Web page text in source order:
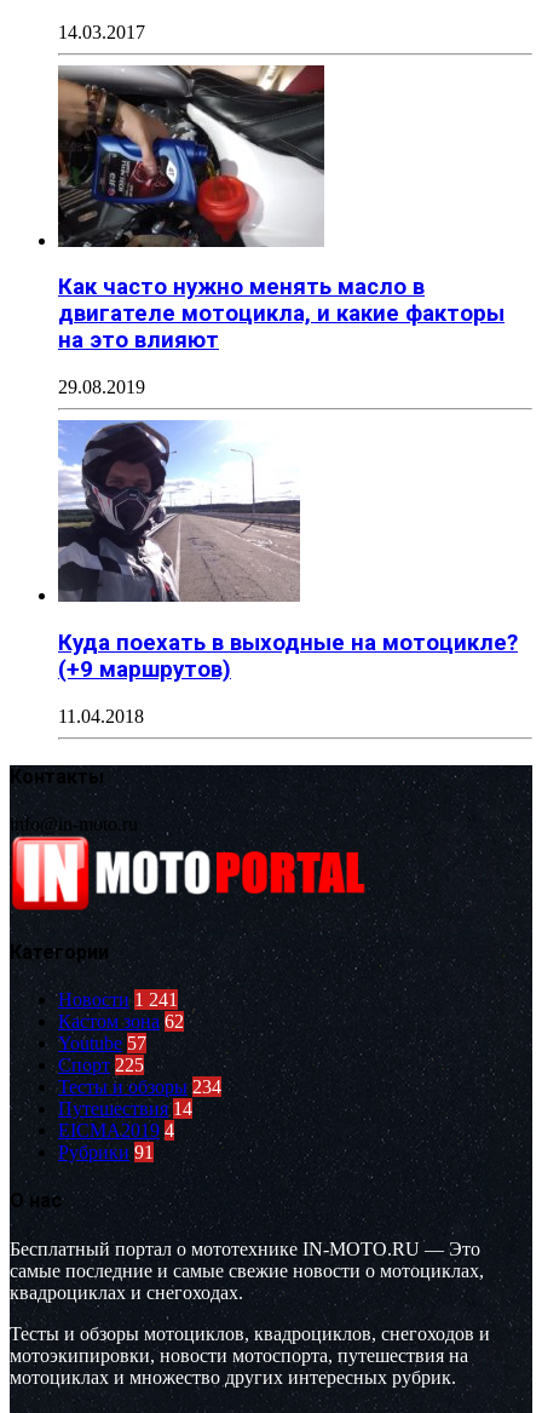
14.03.2017
Как часто нужно менять масло в
двигателе мотоцикла, и какие факторы
на это влияют
29.08.2019
Куда поехать в выходные на мотоцикле?
(+9 маршрутов)
11.04.2018
Контакты
info@in-moto.ru
Категории
Новости 1 241
Кастом зона 62
Youtube 57
Спорт 225
Тесты и обзоры 234
Путешествия 14
EICMA2019 4
Рубрики 91
О нас
Бесплатный портал о мототехнике IN-MOTO.RU — Это
самые последние и самые свежие новости о мотоциклах,
квадроциклах и снегоходах.
Тесты и обзоры мотоциклов, квадроциклов, снегоходов и
мотоэкипировки, новости мотоспорта, путешествия на
мотоциклах и множество других интересных рубрик.